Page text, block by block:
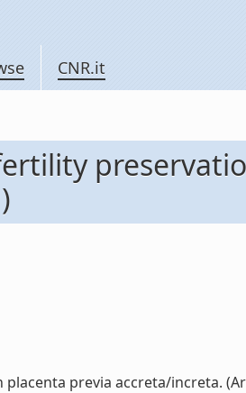
CNR.it
previa accreta/increta.